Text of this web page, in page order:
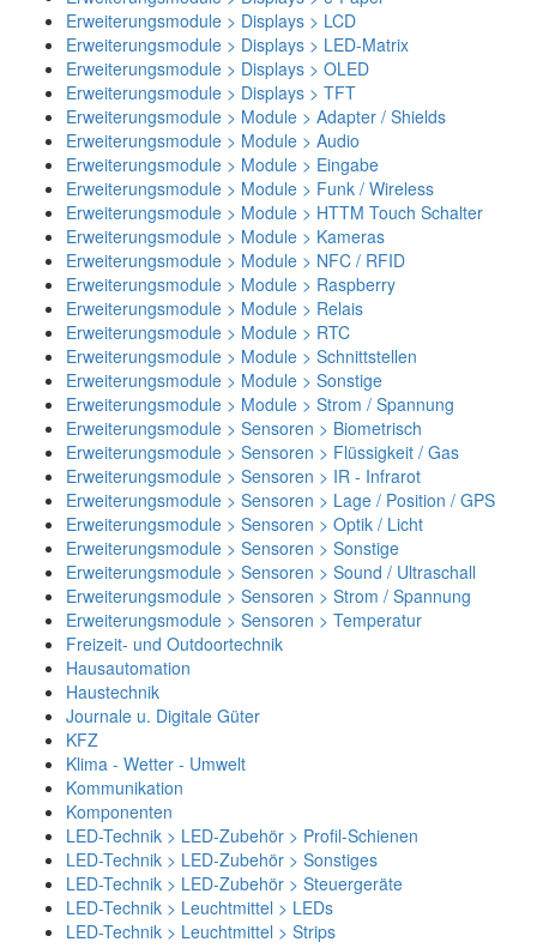
Erweiterungsmodule > Displays > LCD
Erweiterungsmodule > Displays > LED-Matrix
Erweiterungsmodule > Displays > OLED
Erweiterungsmodule > Displays > TFT
Erweiterungsmodule > Module > Adapter / Shields
Erweiterungsmodule > Module > Audio
Erweiterungsmodule > Module > Eingabe
Erweiterungsmodule > Module > Funk / Wireless
Erweiterungsmodule > Module > HTTM Touch Schalter
Erweiterungsmodule > Module > Kameras
Erweiterungsmodule > Module > NFC / RFID
Erweiterungsmodule > Module > Raspberry
Erweiterungsmodule > Module > Relais
Erweiterungsmodule > Module > RTC
Erweiterungsmodule > Module > Schnittstellen
Erweiterungsmodule > Module > Sonstige
Erweiterungsmodule > Module > Strom / Spannung
Erweiterungsmodule > Sensoren > Biometrisch
Erweiterungsmodule > Sensoren > Flüssigkeit / Gas
Erweiterungsmodule > Sensoren > IR - Infrarot
Erweiterungsmodule > Sensoren > Lage / Position / GPS
Erweiterungsmodule > Sensoren > Optik / Licht
Erweiterungsmodule > Sensoren > Sonstige
Erweiterungsmodule > Sensoren > Sound / Ultraschall
Erweiterungsmodule > Sensoren > Strom / Spannung
Erweiterungsmodule > Sensoren > Temperatur
Freizeit- und Outdoortechnik
Hausautomation
Haustechnik
Journale u. Digitale Güter
KFZ
Klima - Wetter - Umwelt
Kommunikation
Komponenten
LED-Technik > LED-Zubehör > Profil-Schienen
LED-Technik > LED-Zubehör > Sonstiges
LED-Technik > LED-Zubehör > Steuergeräte
LED-Technik > Leuchtmittel > LEDs
LED-Technik > Leuchtmittel > Strips